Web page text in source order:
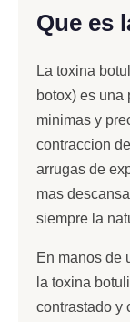
Que es
La toxina
botox) es una
minimas y
contraccion
arrugas de
mas
siempre la
En manos de
la toxina
contrastado y